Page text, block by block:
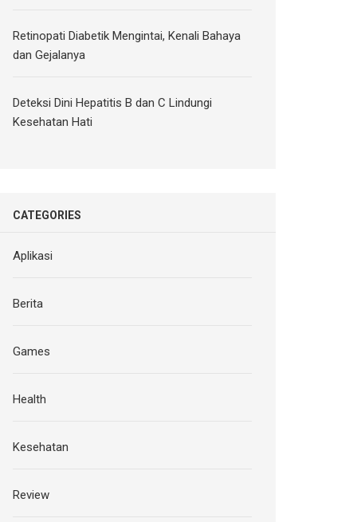
Retinopati Diabetik Mengintai, Kenali Bahaya
dan Gejalanya
Deteksi Dini Hepatitis B dan C Lindungi
Kesehatan Hati
CATEGORIES
Aplikasi
Berita
Games
Health
Kesehatan
Review